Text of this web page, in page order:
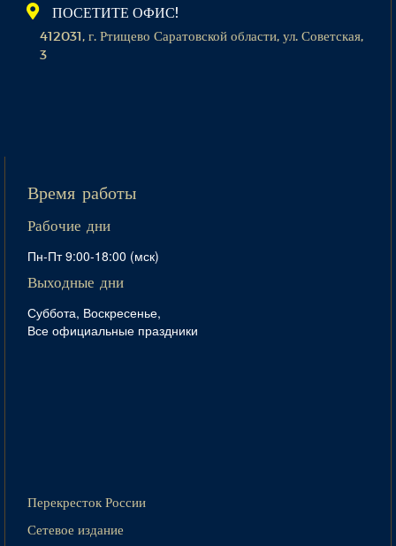
ПОСЕТИТЕ ОФИС!
412031, г. Ртищево Саратовской области, ул. Советская,
3
Время работы
Рабочие дни
Пн-Пт 9:00-18:00 (мск)
Выходные дни
Суббота, Воскресенье,
Все официальные праздники
Перекресток России
Сетевое издание